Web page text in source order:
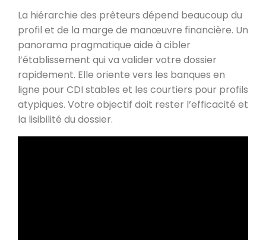
La hiérarchie des prêteurs dépend beaucoup du
profil et de la marge de manœuvre financière. Un
panorama pragmatique aide à cibler
l’établissement qui va valider votre dossier
rapidement. Elle oriente vers les banques en
ligne pour CDI stables et les courtiers pour profils
atypiques. Votre objectif doit rester l’efficacité et
la lisibilité du dossier.